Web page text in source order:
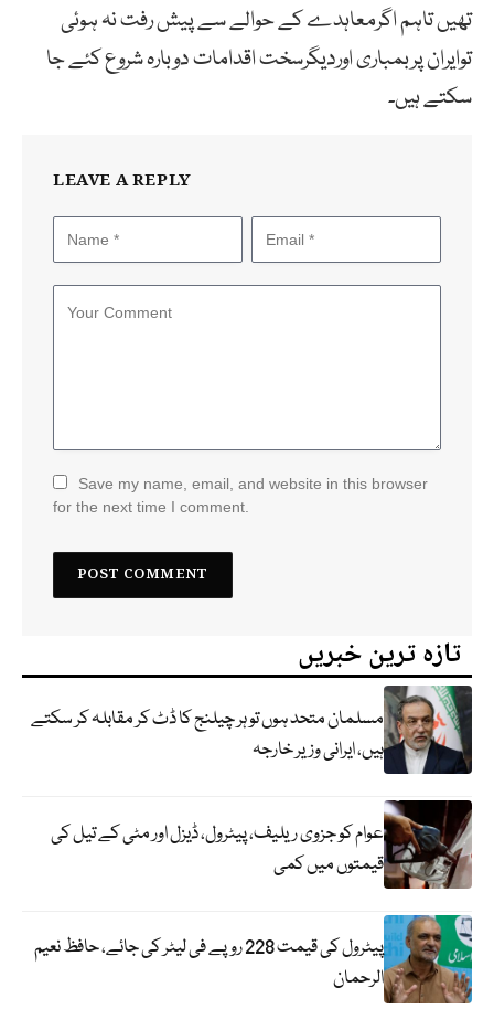
تھیں تاہم اگرمعاہدے کے حوالے سے پیش رفت نہ ہوئی
توایران پربمباری اوردیگرسخت اقدامات دوبارہ شروع کئے جا
سکتے ہیں۔
LEAVE A REPLY
Save my name, email, and website in this browser
for the next time I comment.
تازہ ترین خبریں
مسلمان متحد ہوں تو ہر چیلنج کا ڈٹ کر مقابلہ کر سکتے
ہیں، ایرانی وزیر خارجہ
عوام کو جزوی ریلیف، پیٹرول، ڈیزل اور مٹی کے تیل کی
قیمتوں میں کمی
پیٹرول کی قیمت 228 روپے فی لیٹر کی جائے، حافظ نعیم
الرحمان